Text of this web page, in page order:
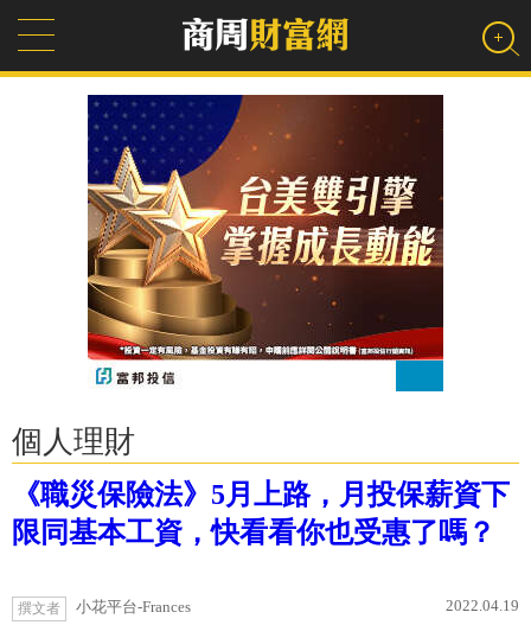
個人理財
《職災保險法》5月上路，月投保薪資下
限同基本工資，快看看你也受惠了嗎？
撰文者 小花平台-Frances 2022.04.19